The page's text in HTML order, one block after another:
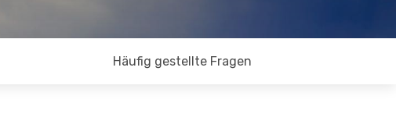
Häufig gestellte Fragen